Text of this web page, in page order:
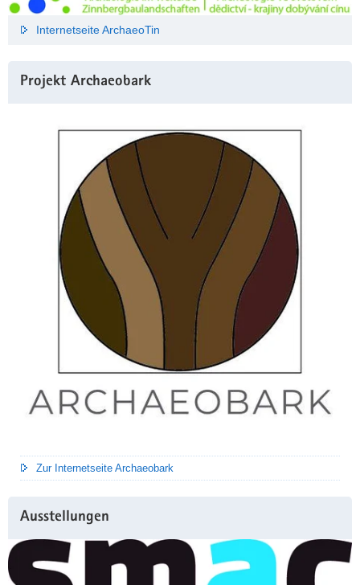
Internetseite ArchaeoTin
Projekt Archaeobark
Zur Internetseite Archaeobark
Ausstellungen